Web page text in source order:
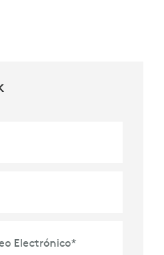
Electrónico*